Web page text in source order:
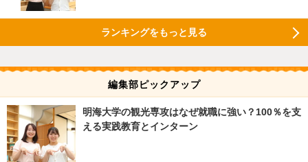
ランキングをもっと見る
編集部ピックアップ
明海大学の観光専攻はなぜ就職に強い？100％を支
える実践教育とインターン